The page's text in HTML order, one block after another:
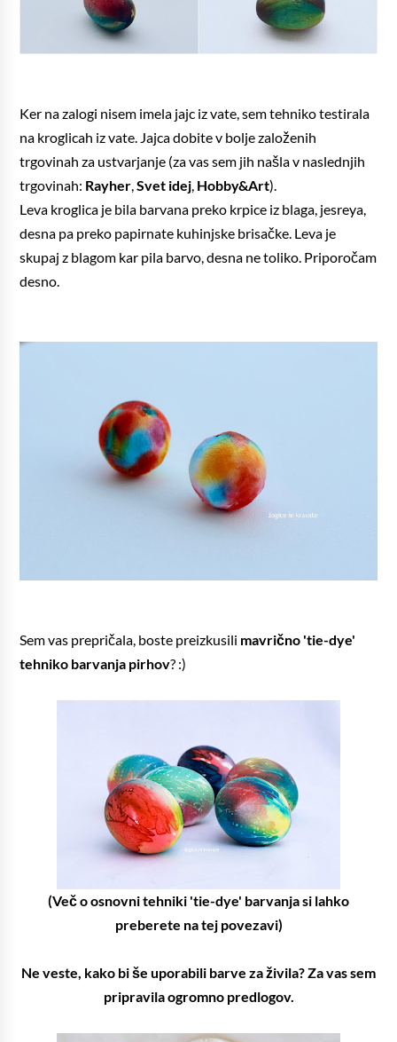
Ker na zalogi nisem imela jajc iz vate, sem tehniko testirala
na kroglicah iz vate. Jajca dobite v bolje založenih
trgovinah za ustvarjanje (za vas sem jih našla v naslednjih
trgovinah: Rayher,Svet idej, Hobby&Art).
Leva kroglica je bila barvana preko krpice iz blaga, jesreya,
desna pa preko papirnate kuhinjske brisačke. Leva je
skupaj z blagom kar pila barvo, desna ne toliko. Priporočam
desno.
Sem vas prepričala, boste preizkusili mavrično 'tie-dye'
tehniko barvanja pirhov? :)
(Več o osnovni tehniki 'tie-dye' barvanja si lahko
preberete na tej povezavi)
Ne veste, kako bi še uporabili barve za živila? Za vas sem
pripravila ogromno predlogov.